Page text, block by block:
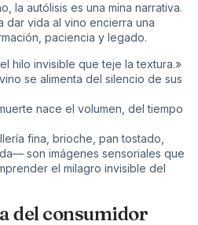
la autólisis es una mina narrativa.
dar vida al vino encierra una
paciencia y legado.
hilo invisible que teje la textura.»
se alimenta del silencio de sus
nace el volumen, del tiempo
fina, brioche, pan tostado,
son imágenes sensoriales que
el milagro invisible del
del consumidor